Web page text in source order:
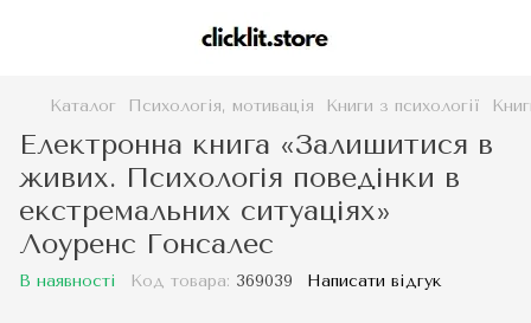
Каталог Психологія, мотивація Книги з психології
Електронна книга «Залишитися в
живих. Психологія поведінки в
екстремальних ситуаціях»
Лоуренс Гонсалес
В наявності Код товара: 369039 Написати відгук